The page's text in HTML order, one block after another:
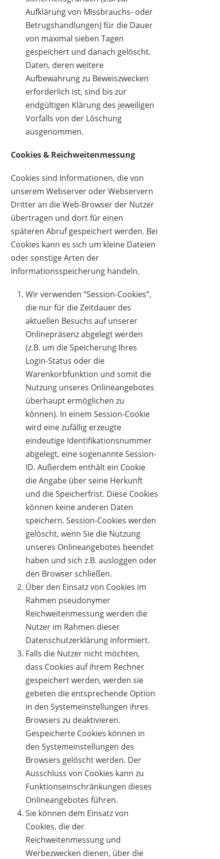
Aufklärung von Missbrauchs- oder
Betrugshandlungen) für die Dauer
von maximal sieben Tagen
gespeichert und danach gelöscht.
Daten, deren weitere
Aufbewahrung zu Beweiszwecken
erforderlich ist, sind bis zur
endgültigen Klärung des jeweiligen
Vorfalls von der Löschung
ausgenommen.
Cookies & Reichweitenmessung
Cookies sind Informationen, die von
unserem Webserver oder Webservern
Dritter an die Web-Browser der Nutzer
übertragen und dort für einen
späteren Abruf gespeichert werden. Bei
Cookies kann es sich um kleine Dateien
oder sonstige Arten der
Informationsspeicherung handeln.
Wir verwenden “Session-Cookies”,
die nur für die Zeitdauer des
aktuellen Besuchs auf unserer
Onlinepräsenz abgelegt werden
(z.B. um die Speicherung Ihres
Login-Status oder die
Warenkorbfunktion und somit die
Nutzung unseres Onlineangebotes
überhaupt ermöglichen zu
können). In einem Session-Cookie
wird eine zufällig erzeugte
eindeutige Identifikationsnummer
abgelegt, eine sogenannte Session-
ID. Außerdem enthält ein Cookie
die Angabe über seine Herkunft
und die Speicherfrist. Diese Cookies
können keine anderen Daten
speichern. Session-Cookies werden
gelöscht, wenn Sie die Nutzung
unseres Onlineangebotes beendet
haben und sich z.B. ausloggen oder
den Browser schließen.
Über den Einsatz von Cookies im
Rahmen pseudonymer
Reichweitenmessung werden die
Nutzer im Rahmen dieser
Datenschutzerklärung informiert.
Falls die Nutzer nicht möchten,
dass Cookies auf ihrem Rechner
gespeichert werden, werden sie
gebeten die entsprechende Option
in den Systemeinstellungen ihres
Browsers zu deaktivieren.
Gespeicherte Cookies können in
den Systemeinstellungen des
Browsers gelöscht werden. Der
Ausschluss von Cookies kann zu
Funktionseinschränkungen dieses
Onlineangebotes führen.
Sie können dem Einsatz von
Cookies, die der
Reichweitenmessung und
Werbezwecken dienen, über die